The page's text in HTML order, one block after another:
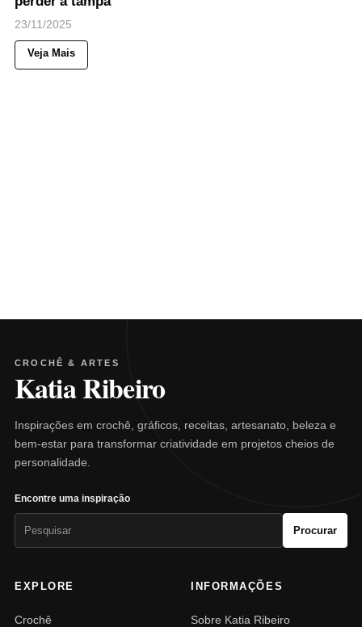
23/11/2025
Veja Mais
CROCHÊ & ARTES
Katia Ribeiro
Inspirações em crochê, gráficos, receitas, artesanato, beleza e
bem-estar para transformar criatividade em projetos cheios de
personalidade.
Encontre uma inspiração
Procurar
EXPLORE
Crochê
INFORMAÇÕES
Sobre Katia Ribeiro